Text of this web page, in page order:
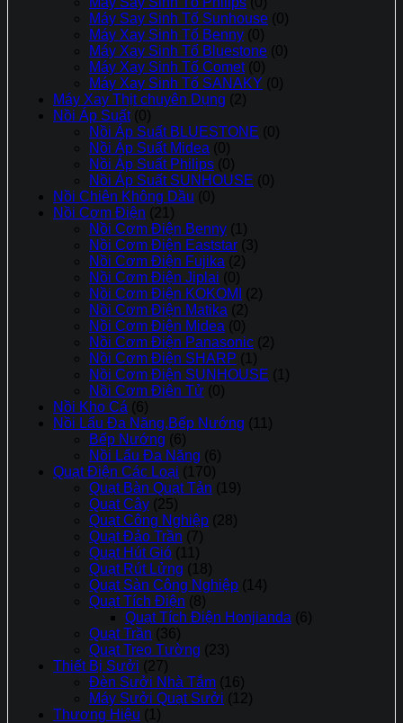
Máy Say Sinh Tố Sunhouse (0)
Máy Xay Sinh Tố Benny (0)
Máy Xay Sinh Tố Bluestone (0)
Máy Xay Sinh Tố Comet (0)
Máy Xay Sinh Tố SANAKY (0)
Máy Xay Thịt chuyên Dụng (2)
Nồi Áp Suất (0)
Nồi Áp Suất BLUESTONE (0)
Nồi Áp Suất Midea (0)
Nồi Áp Suất Philips (0)
Nồi Áp Suất SUNHOUSE (0)
Nồi Chiên Không Dầu (0)
Nồi Cơm Điện (21)
Nồi Cơm Điện Benny (1)
Nồi Cơm Điện Eaststar (3)
Nồi Cơm Điện Fujika (2)
Nồi Cơm Điện Jiplai (0)
Nồi Cơm Điện KOKOMI
(2)
Nồi Cơm Điện Matika (2)
Nồi Cơm Điện Midea (0)
Nồi Cơm Điện Panasonic (2)
Nồi Cơm Điện SHARP (1)
Nồi Cơm Điện SUNHOUSE (1)
Nồi Cơm Điên Tử (0)
Nồi Kho Cá (6)
Nồi Lẩu Đa Năng,Bếp Nướng (11)
Bếp Nướng (6)
Nồi Lẩu Đa Năng (6)
Quạt Điện Các Loại (170)
Quạt Bàn Quạt Tản (19)
Quạt Cây (25)
Quạt Công Nghiệp (28)
Quạt Đảo Trần (7)
Quạt Hút Gió (11)
Quạt Rút Lửng (18)
Quạt Sàn Công Nghiệp (14)
Quạt Tích Điện (8)
Quạt Tích Điện Honjianda (6)
Quạt Trần (36)
Quạt Treo Tường (23)
Thiết Bị Sưởi (27)
Đèn Sưởi Nhà Tắm (16)
Máy Sưởi Quạt Sưởi (12)
Thương Hiệu (1)